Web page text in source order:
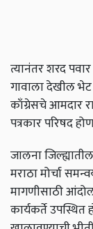
त्यानंतर शरद
गावाला देखील भेट
काँग्रेसचे आमदार
पत्रकार परिषद
जालना
मराठा मोर्चा
मागणीसाठी
कार्यकर्ते उपस्थित